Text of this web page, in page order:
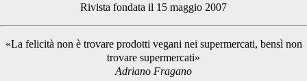
Sidebar
Rivista fondata il 15 maggio 2007
«La felicità non è trovare prodotti vegani nei supermercati, bensì non
trovare supermercati»
Adriano Fragano